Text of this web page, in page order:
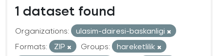
1 dataset found
Organizations:
ulasim-dairesi-baskanligi
Formats:
ZIP Groups:
hareketlilik